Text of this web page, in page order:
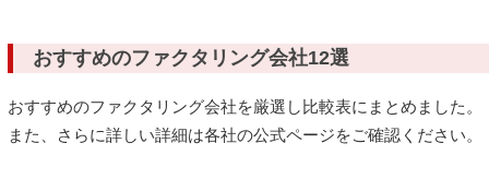
おすすめのファクタリング会社12選
おすすめのファクタリング会社を厳選し比較表にまとめました。
また、さらに詳しい詳細は各社の公式ページをご確認ください。